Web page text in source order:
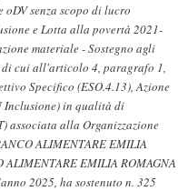
senza scopo di lucro
e Lotta alla povertà 2021-
materiale - Sostegno agli
cui all'articolo 4, paragrafo 1,
Specifico (ESO.4.13), Azione
Inclusione) in qualità di
associata alla Organizzazione
ALIMENTARE EMILIA
ALIMENTARE EMILIA ROMAGNA
2025, ha sostenuto n. 325